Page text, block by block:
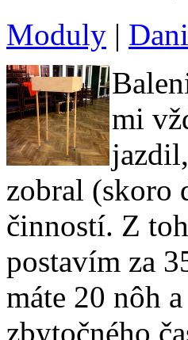
Moduly |
mi
zobral (skoro
činností. Z
postavím za
máte 20 nôh
zbytočného